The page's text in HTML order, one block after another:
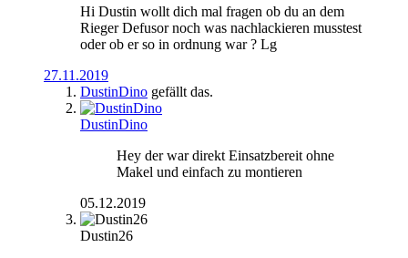
Hi Dustin wollt dich mal fragen ob du an dem
Rieger Defusor noch was nachlackieren musstest
oder ob er so in ordnung war ? Lg
27.11.2019
DustinDino gefällt das.
DustinDino
Hey der war direkt Einsatzbereit ohne
Makel und einfach zu montieren
05.12.2019
Dustin26